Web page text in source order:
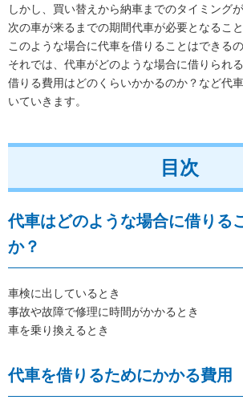
しかし、買い替えから納車までのタイミング
次の車が来るまでの期間代車が必要となること
このような場合に代車を借りることはできるの
それでは、代車がどのような場合に借りられ
借りる費用はどのくらいかかるのか？など代
いていきます。
目次
代車はどのような場合に借りる
か？
車検に出しているとき
事故や故障で修理に時間がかかるとき
車を乗り換えるとき
代車を借りるためにかかる費用